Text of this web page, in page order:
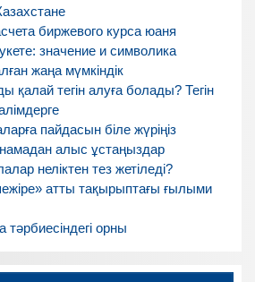
биржевого курса юаня
значение и символика
жаңа мүмкіндік
қалай тегін алуға болады? Тегін
пайдасын біле жүріңіз
алыс ұстаңыздар
неліктен тез жетіледі?
атты тақырыптағы ғылыми
орны